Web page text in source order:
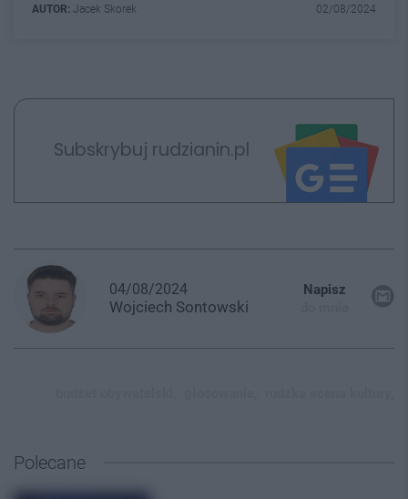
AUTOR: Jacek Skorek 02/08/2024
Subskrybuj rudzianin.pl
04/08/2024
Wojciech Sontowski
Napisz
Polecane